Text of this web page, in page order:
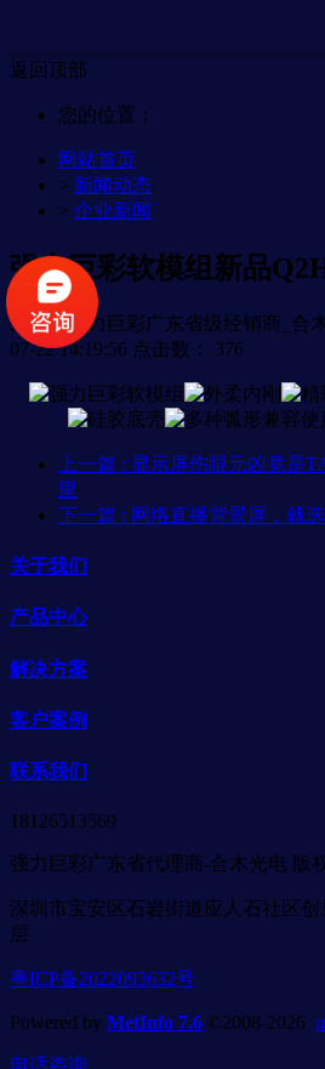
返回顶部
您的位置：
网站首页
> 新闻动态
> 企业新闻
强力巨彩软模组新品
来源：强力巨彩广东省级经销商_合
07-22 14:19:56 点击数： 376
上一篇 : 显示屏伤眼元凶竟是
里
下一篇 : 网络直播背景屏，就
关于我们
产品中心
解决方案
客户案例
联系我们
18126513569
强力巨彩广东省代理商-合木光电 版
深圳市宝安区石岩街道应人石社区
层
粤ICP备2022093632号
Powered by MetInfo 7.6 ©2008-2026